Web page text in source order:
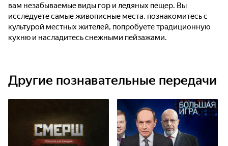
вам незабываемые виды гор и ледяных пещер. Вы
исследуете самые живописные места, познакомитесь с
культурой местных жителей, попробуете традиционную
кухню и насладитесь снежными пейзажами.
Другие познавательные передачи